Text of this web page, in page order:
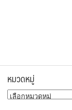
หมวดหมู่
หมวด